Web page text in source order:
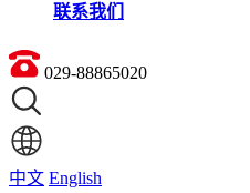
联系我们
029-88865020
中文 English